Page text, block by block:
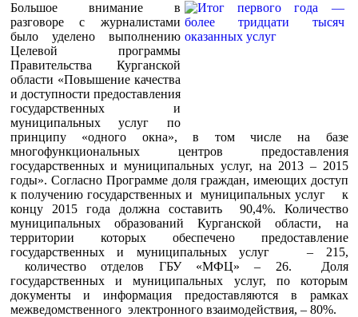
Большое внимание в
разговоре с журналистами
было уделено выполнению
Целевой программы
Правительства Курганской
области «Повышение качества
и доступности предоставления
государственных и
муниципальных услуг по
принципу «одного окна», в том числе на базе
многофункциональных центров предоставления
государственных и муниципальных услуг, на 2013 – 2015
годы». Согласно Программе доля граждан, имеющих доступ
к получению государственных и муниципальных услуг к
концу 2015 года должна составить 90,4%. Количество
муниципальных образований Курганской области, на
территории которых обеспечено предоставление
государственных и муниципальных услуг – 215,
количество отделов ГБУ «МФЦ» – 26. Доля
государственных и муниципальных услуг, по которым
документы и информация предоставляются в рамках
межведомственного электронного взаимодействия, – 80%.